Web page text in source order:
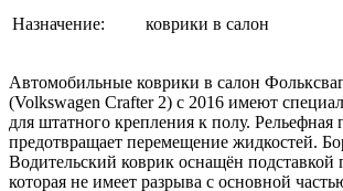
Назначение: коврики в салон
Автомобильные коврики в салон
(Volkswagen Crafter 2) с 2016 имеют
для штатного крепления к полу. Рельефная
предотвращает перемещение жидкостей.
Водительский коврик оснащён подставкой
которая не имеет разрыва с основной